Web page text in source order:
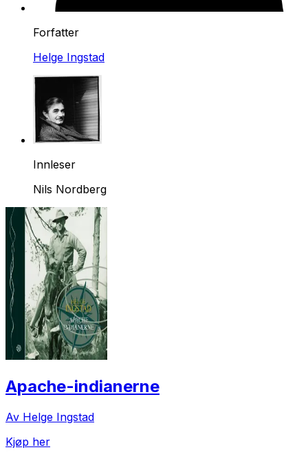
Forfatter
Helge Ingstad
Innleser
Nils Nordberg
Apache-indianerne
Av Helge Ingstad
Kjøp her